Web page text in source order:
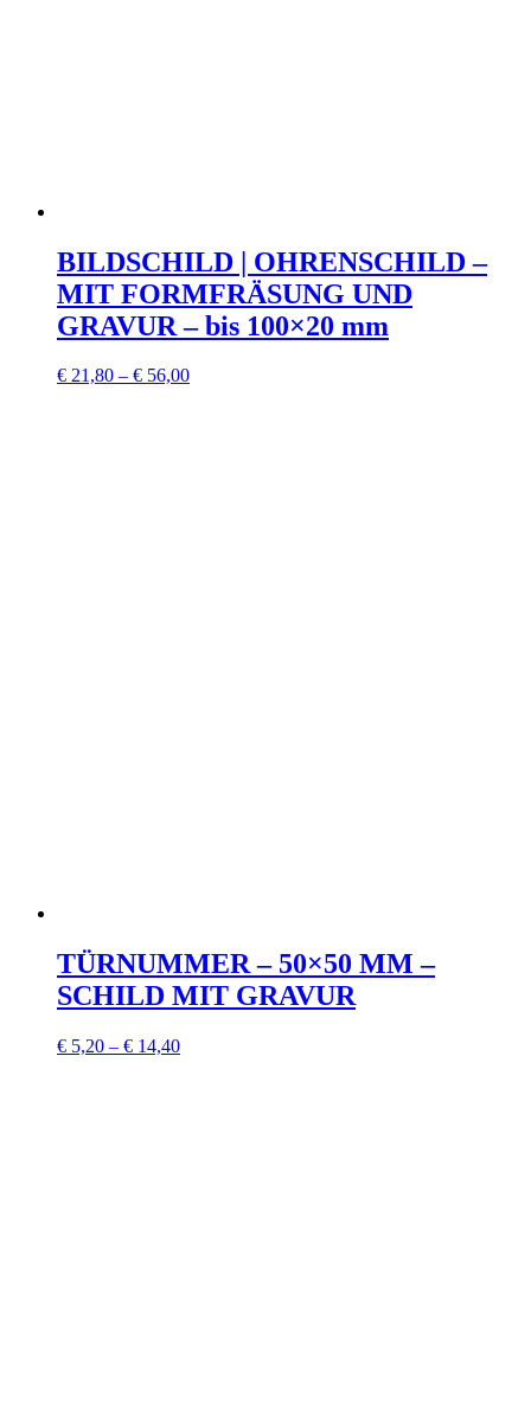
BILDSCHILD | OHRENSCHILD –
MIT FORMFRÄSUNG UND
GRAVUR – bis 100×20 mm
€ 21,80 – € 56,00
TÜRNUMMER – 50×50 MM –
SCHILD MIT GRAVUR
€ 5,20 – € 14,40